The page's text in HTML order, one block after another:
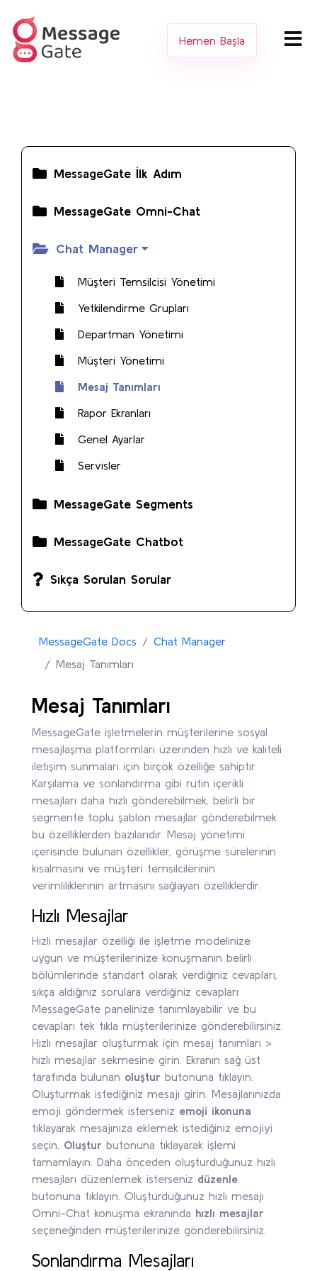
Hemen Başla
MessageGate İlk Adım
MessageGate Omni-Chat
Chat Manager
Müşteri Temsilcisi Yönetimi
Yetkilendirme Grupları
Departman Yönetimi
Müşteri Yönetimi
Mesaj Tanımları
Rapor Ekranları
Genel Ayarlar
Servisler
MessageGate Segments
MessageGate Chatbot
Sıkça Sorulan Sorular
MessageGate Docs
Chat Manager
Mesaj Tanımları
Mesaj Tanımları
MessageGate işletmelerin müşterilerine sosyal
mesajlaşma platformları üzerinden hızlı ve kaliteli
iletişim sunmaları için birçok özelliğe sahiptir.
Karşılama ve sonlandırma gibi rutin içerikli
mesajları daha hızlı gönderebilmek, belirli bir
segmente toplu şablon mesajlar gönderebilmek
bu özelliklerden bazılarıdır. Mesaj yönetimi
içerisinde bulunan özellikler, görüşme sürelerinin
kısalmasını ve müşteri temsilcilerinin
verimliliklerinin artmasını sağlayan özelliklerdir.
Hızlı Mesajlar
Hızlı mesajlar özelliği ile işletme modelinize
uygun ve müşterilerinize konuşmanın belirli
bölümlerinde standart olarak verdiğiniz cevapları,
sıkça aldığınız sorulara verdiğiniz cevapları
MessageGate panelinize tanımlayabilir ve bu
cevapları tek tıkla müşterilerinize gönderebilirsiniz.
Hızlı mesajlar oluşturmak için mesaj tanımları >
hızlı mesajlar sekmesine girin. Ekranın sağ üst
tarafında bulunan oluştur butonuna tıklayın.
Oluşturmak istediğiniz mesajı girin. Mesajlarınızda
emoji göndermek isterseniz emoji ikonuna
tıklayarak mesajınıza eklemek istediğiniz emojiyi
seçin. Oluştur butonuna tıklayarak işlemi
tamamlayın. Daha önceden oluşturduğunuz hızlı
mesajları düzenlemek isterseniz düzenle
butonuna tıklayın. Oluşturduğunuz hızlı mesajı
Omni-Chat konuşma ekranında hızlı mesajlar
seçeneğinden müşterilerinize gönderebilirsiniz.
Sonlandırma Mesajları